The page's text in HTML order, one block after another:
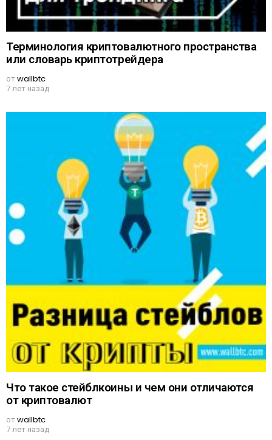
Терминология криптовалютного пространства
или словарь криптотрейдера
отwallbtc
7 лет назад
Что такое стейблкоины и чем они отличаются
от криптовалют
отwallbtc
7 лет назад